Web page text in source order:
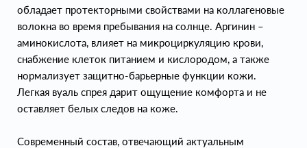
обладает протекторными свойствами на коллагеновые
волокна во время пребывания на солнце. Аргинин –
аминокислота, влияет на микроциркуляцию крови,
снабжение клеток питанием и кислородом, а также
нормализует защитно-барьерные функции кожи.
Легкая вуаль спрея дарит ощущение комфорта и не
оставляет белых следов на коже.
Современный состав, отвечающий актуальным